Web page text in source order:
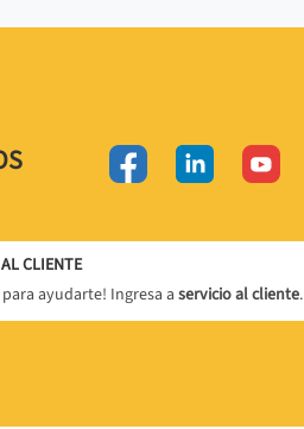
CLIENTE
para ayudarte! Ingresa a servicio al cliente.